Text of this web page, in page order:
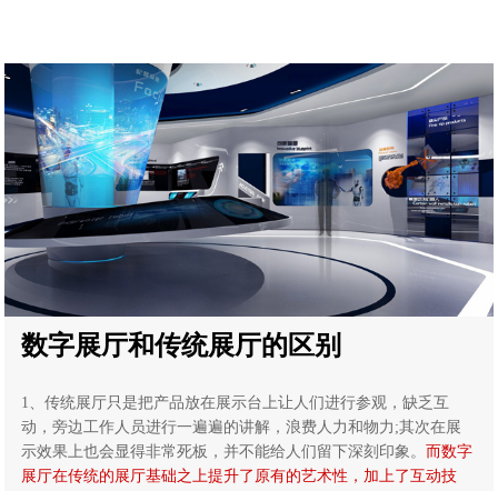
数字展厅和传统展厅的区别
1、传统展厅只是把产品放在展示台上让人们进行参观，缺乏互
动，旁边工作人员进行一遍遍的讲解，浪费人力和物力;其次在展
示效果上也会显得非常死板，并不能给人们留下深刻印象。 而数字
展厅在传统的展厅基础之上提升了原有的艺术性，加上了互动技